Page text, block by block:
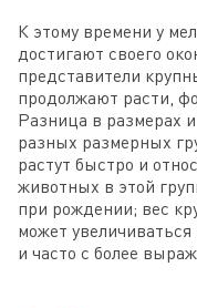
К этому времени у
достигают своего
представители
продолжают расти,
Разница в размерах
разных размерных
растут быстро и
животных в этой
при рождении; вес
может
и часто с более